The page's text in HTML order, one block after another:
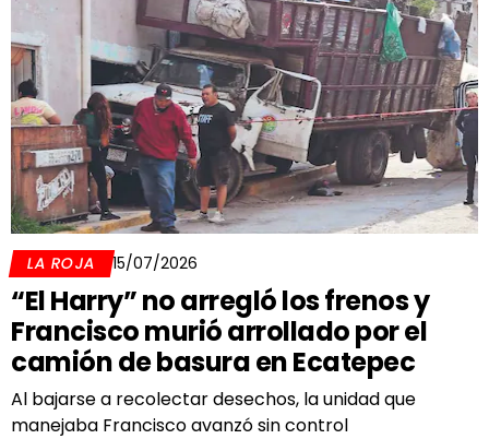
LA ROJA 15/07/2026
“El Harry” no arregló los frenos y
Francisco murió arrollado por el
camión de basura en Ecatepec
Al bajarse a recolectar desechos, la unidad que
manejaba Francisco avanzó sin control